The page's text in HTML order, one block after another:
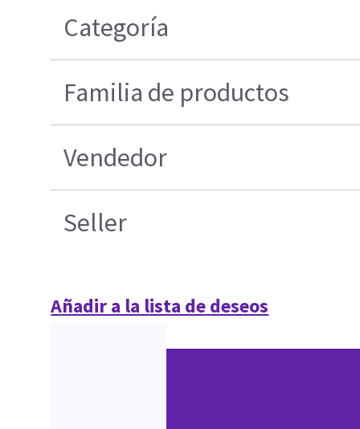
Categoría
Familia de productos
Vendedor
Seller
Añadir a la lista de deseos